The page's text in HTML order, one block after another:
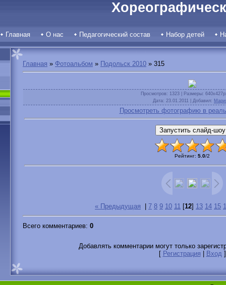
Главная О нас Педагогический состав Набор детей
Главная » Фотоальбом » Подольск 2010 » 315
Просмотров: 1323 | Размеры:
Дата: 23.01.2011 | Добавил:
Просмотреть фотографию в
Рейтинг: 5.0/2
« Предыдущая 7 8 9 10 11 [12] 13 14 15
Всего комментариев: 0
Добавлять комментарии могут только
[ Регистрация Вход]